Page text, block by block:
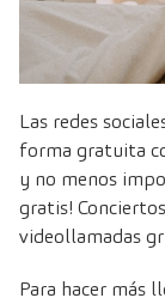
Las redes
forma gratuita
y no menos
gratis!
videollamadas
Para hacer más